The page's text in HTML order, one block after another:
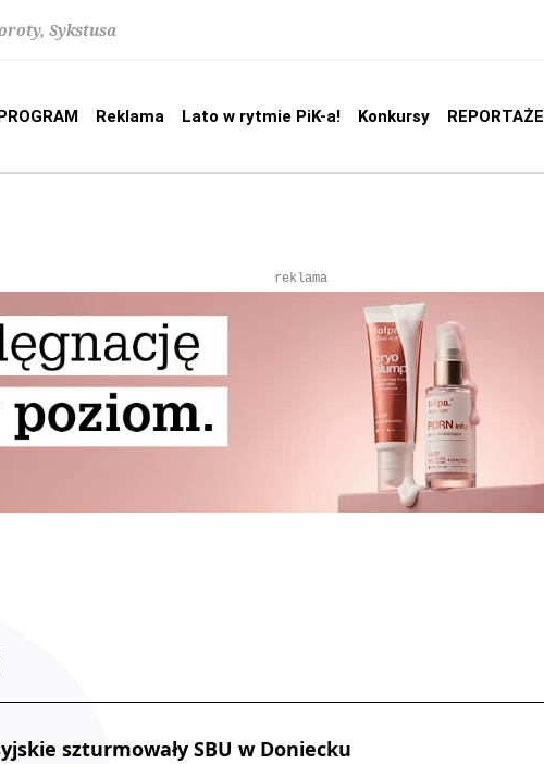
Sykstusa
Reklama Lato w rytmie PiK-a! Konkursy REPORTAŻE
reklama
szturmowały SBU w Doniecku